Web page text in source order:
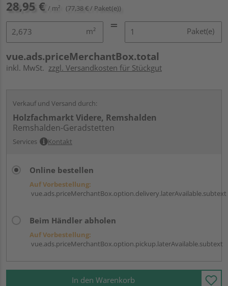
28,95 € / m² (77,38 € / Paket(e))
m² Paket(e)
vue.ads.priceMerchantBox.total
inkl. MwSt. zzgl. Versandkosten für Stückgut
Verkauf und Versand durch:
Holzfachmarkt Videre, Remshalden
Remshalden-Geradstetten
Services Kontakt
Online bestellen
Auf Vorbestellung:
vue.ads.priceMerchantBox.option.delivery.laterAvailable.subtext
Beim Händler abholen
Auf Vorbestellung:
vue.ads.priceMerchantBox.option.pickup.laterAvailable.subtext
In den Warenkorb